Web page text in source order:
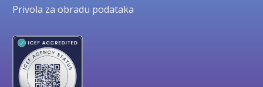
Privola za obradu podataka